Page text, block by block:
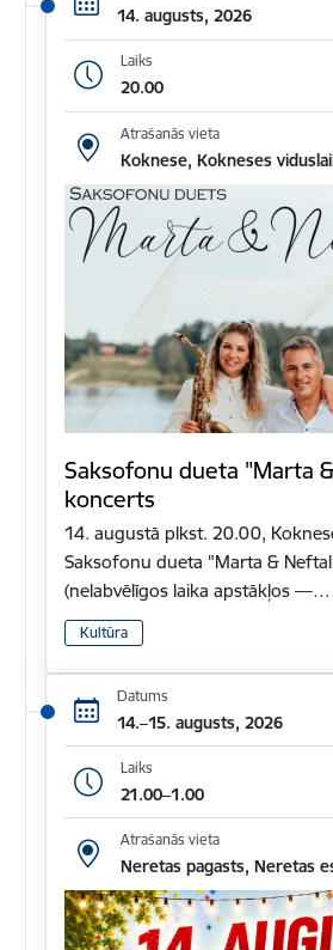
14. augusts, 2026
Laiks
20.00
Atrašanās vieta
Koknese, Kokneses
Saksofonu dueta "Marta
koncerts
14. augustā plkst. 20.00,
Saksofonu dueta "Marta &
(nelabvēlīgos laika apstākļos —…
Kultūra
Datums
14.–15. augusts, 2026
Laiks
21.00–1.00
Atrašanās vieta
Neretas pagasts, Neretas